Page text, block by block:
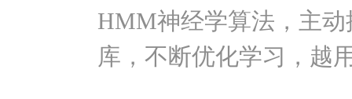
HMM神经学算法，主
库，不断优化学习，越